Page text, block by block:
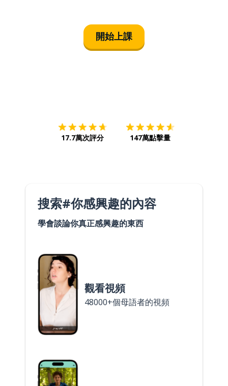
開始上課
17.7萬次評分 147萬點擊量
搜索#你感興趣的內容
學會談論你真正感興趣的東西
觀看視頻
48000+個母語者的視頻